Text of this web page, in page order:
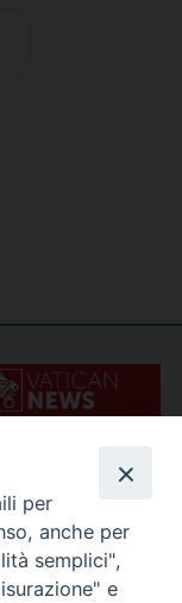
per
anche per
semplici",
e